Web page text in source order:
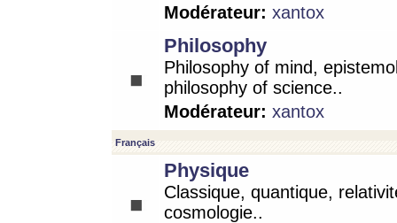
Modérateur: xantox
Philosophy
Philosophy of mind,
philosophy of science..
Modérateur: xantox
Français
Physique
Classique, quantique,
cosmologie..